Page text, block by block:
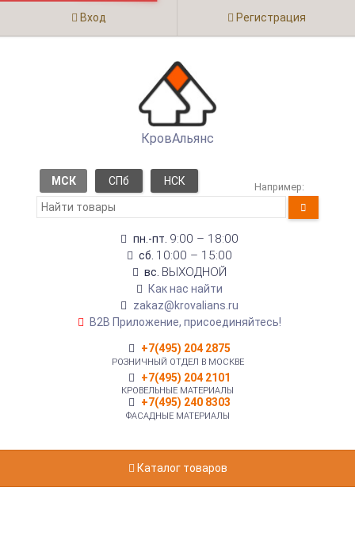
Вход Регистрация
КровАльянс
МСК СПб НСК Например:
пн.-пт. 9:00 – 18:00
сб. 10:00 – 15:00
вс. ВЫХОДНОЙ
Как нас найти
zakaz@krovalians.ru
B2B Приложение, присоединяйтесь!
+7(495) 204 2875
РОЗНИЧНЫЙ ОТДЕЛ В МОСКВЕ
+7(495) 204 2101
КРОВЕЛЬНЫЕ МАТЕРИАЛЫ
+7(495) 240 8303
ФАСАДНЫЕ МАТЕРИАЛЫ
Каталог товаров